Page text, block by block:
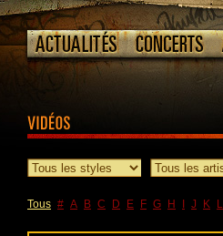
Tous # A B C D E F G H J K L